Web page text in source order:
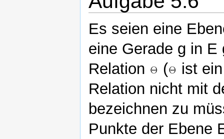
Es seien eine
eine Gerade g in E
Relation
(
ist
Relation nicht mit
bezeichnen zu
Punkte der Ebene